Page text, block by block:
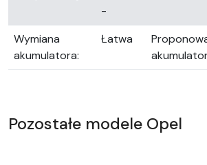
-
Wymiana
akumulatora:
Łatwa
Pozostałe modele Opel